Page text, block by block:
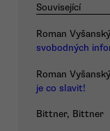
Související
Roman Vyšanský
svobodných
Roman Vyšanský
je co slavit!
Bittner, Bittner